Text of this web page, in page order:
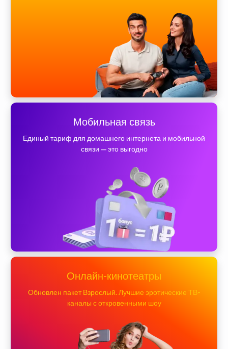
Мобильная связь
Единый тариф для домашнего интернета и мобильной
связи — это выгодно
Онлайн-кинотеатры
Обновлен пакет Взрослый. Лучшие эротические ТВ-
каналы с откровенными шоу